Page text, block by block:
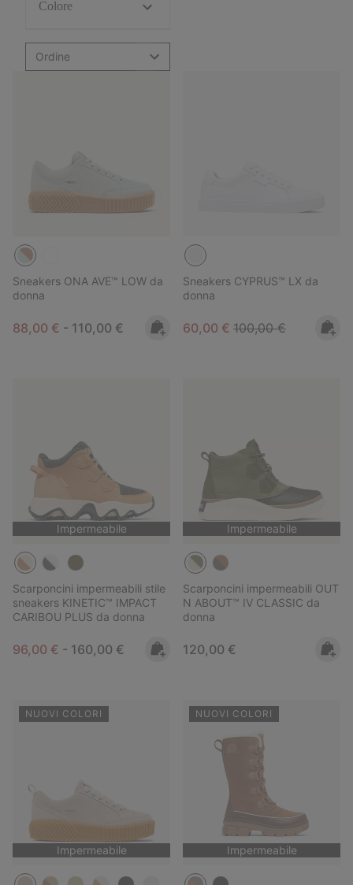
Colore
Ordine
Sneakers ONA AVE™ LOW da
donna
Minimum sale price:
88,00 € - Maximum price:
110,00 €
Sneakers CYPRUS™ LX da
donna
Sale price:
60,00 € Regular price:
100,00 €
Impermeabile
Scarponcini impermeabili stile
sneakers KINETIC™ IMPACT
CARIBOU PLUS da donna
Minimum sale price:
96,00 € - Maximum price:
160,00 €
Impermeabile
Scarponcini impermeabili OUT
N ABOUT™ IV CLASSIC da
donna
Regular price:
120,00 €
NUOVI COLORI
Impermeabile
NUOVI COLORI
Impermeabile